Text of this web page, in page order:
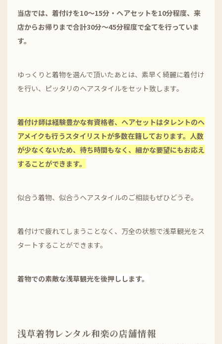
当店では、着付けを10〜15分・ヘアセットを10分程度、来
店からお帰りまで合計30分〜45分程度で全てを行っていま
す。
ゆっくりと着物を選んで頂いたあとは、素早く綺麗に着付け
を行い、ピッタリのヘアスタイルをセット致します。
着付け師は経験豊かな有資格者、ヘアセットはタレントのヘ
アメイクも行うスタイリストが多数在籍しております。 人数
が少なくないため、待ち時間もなく、細かな要望にもお応え
することができます。
似合う着物、似合うヘアスタイルのご相談もぜひどうぞ。
着付けで疲れてしまうことなく、万全の状態で浅草観光をス
タートすることができます。
着物での素敵な浅草観光を後押しします。
浅草着物レンタル和楽の店舗情報